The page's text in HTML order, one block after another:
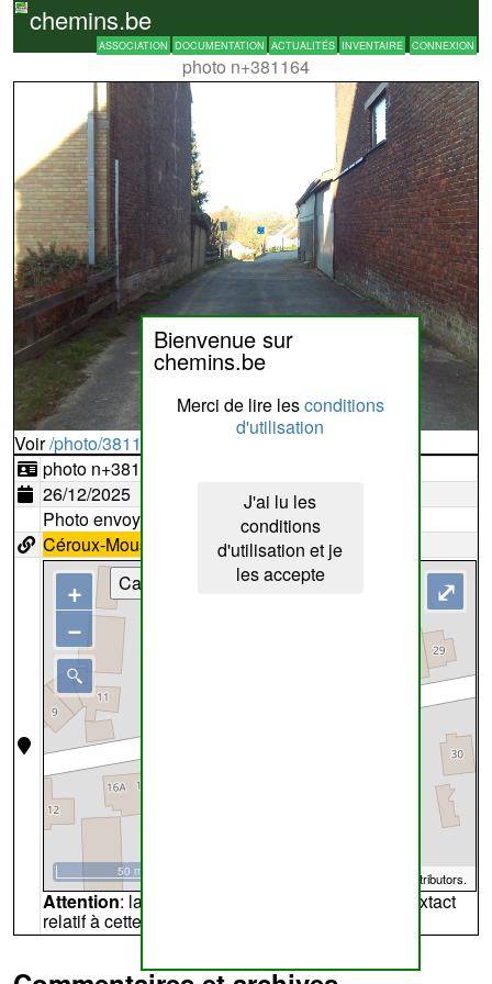
chemins.be
ASSOCIATION DOCUMENTATION ACTUALITÉS INVENTAIRE CONNEXION
photo n+381164
Bienvenue sur
chemins.be
Merci de lire lesconditions
d'utilisation
J'ai lu les
conditions
d'utilisation et je
les accepte
Voir/photo/381164?typ=d
photo n+381164
26/12/2025
Photo envoyée par
Lemon
Céroux-Mousty
contributors.
50 m
+
−
⤢
Cartes
Attention: la carte peut ne pas refléter l'endroit extact
relatif à cette archive